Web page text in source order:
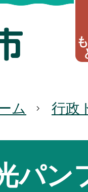
ム 行政
パン